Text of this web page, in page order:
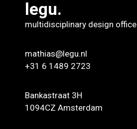
legu.
multidisciplinary design office
mathias@legu.nl
+31 6 1489 2723
Bankastraat 3H
1094CZ Amsterdam